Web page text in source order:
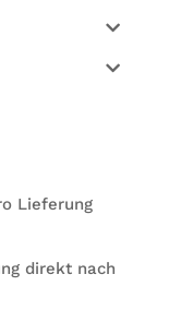
Lie­fe­rung
direkt nach